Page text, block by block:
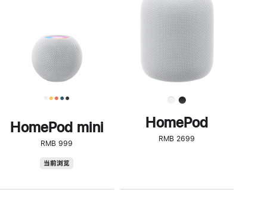
HomePod mini
RMB 999
当前浏览
了
解
HomePod<
HomePod
RMB 2699